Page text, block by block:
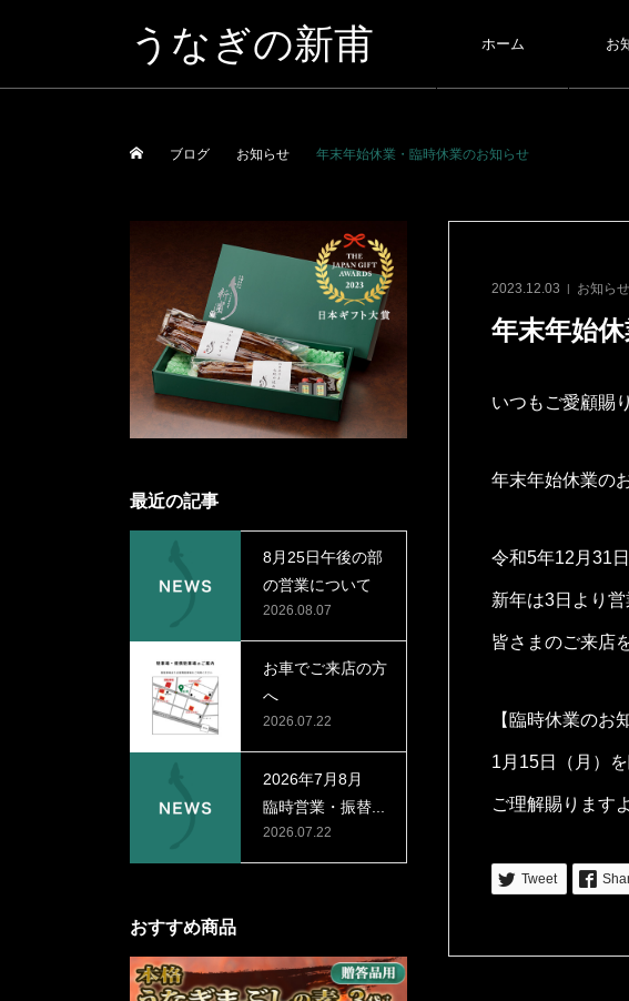
うなぎの新甫 ホーム お
ブログ お知らせ 年末年始休業・臨時休業のお知らせ
2023.12.03 お知らせ
年末年始
いつもご愛顧賜
年末年始休業の
令和5年12月31
新年は3日より営
皆さまのご来店
【臨時休業のお
1月15日（月）
ご理解賜ります
Tweet
最近の記事
8月25日午後の部
の営業について
2026.08.07
お車でご来店の方
へ
2026.07.22
2026年7月8月
臨時営業・振替...
2026.07.22
おすすめ商品